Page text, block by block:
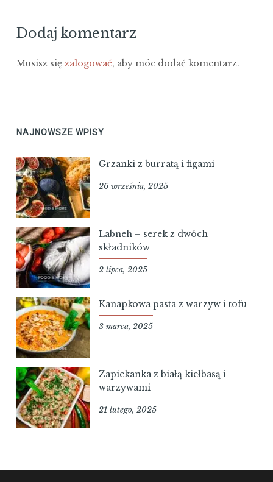
Dodaj komentarz
Musisz się zalogować, aby móc dodać komentarz.
NAJNOWSZE WPISY
Grzanki z burratą i figami
26 września, 2025
Labneh – serek z dwóch
składników
2 lipca, 2025
Kanapkowa pasta z warzyw i tofu
3 marca, 2025
Zapiekanka z białą kiełbasą i
warzywami
21 lutego, 2025